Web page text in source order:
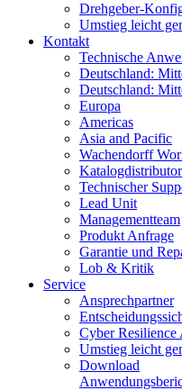
Drehgeber-
Umstieg leicht
Kontakt
Technische
Deutschland:
Deutschland:
Europa
Americas
Asia and Pacific
Wachendorff
Technischer
Lead Unit
Managementteam
Produkt Anfrage
Garantie und
Lob & Kritik
Service
Ansprechpartner
Cyber Resilience
Umstieg leicht
Download